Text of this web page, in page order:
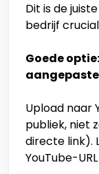
Dit is de
bedrijf
Goede
Upload naar
publiek, niet
directe link).
YouTube-